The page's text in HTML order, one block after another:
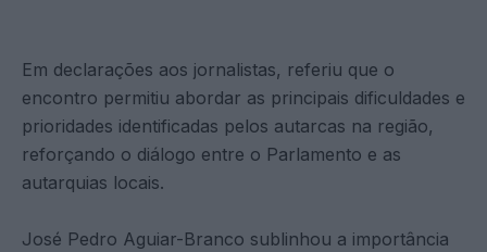
Em declarações aos jornalistas, referiu que o
encontro permitiu abordar as principais dificuldades e
prioridades identificadas pelos autarcas na região,
reforçando o diálogo entre o Parlamento e as
autarquias locais.
José Pedro Aguiar-Branco sublinhou a importância